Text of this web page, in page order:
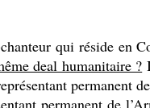
qui réside en
deal humanitaire ?
permanent
permanent de